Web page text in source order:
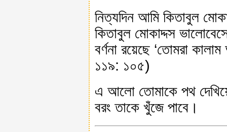
নিত্যদিন আমি কিতাবুল
কিতাবুল মোকাদ্দস
বর্ণনা রয়েছে ‘তোমরা
১১৯: ১০৫)
এ আলো তোমাকে পথ দেখিয়ে
বরং তাকে খুঁজে পাবে।